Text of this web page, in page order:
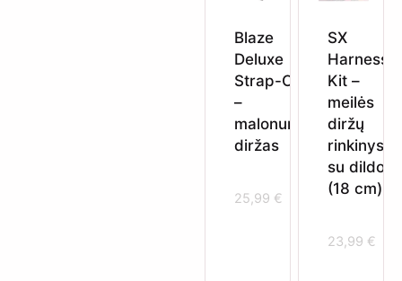
Blaze
Deluxe
Strap-On
–
malonumo
diržas
25,99 €
SX
Harness
Kit –
meilės
diržų
rinkinys
su dildo
(18 cm)
23,99 €